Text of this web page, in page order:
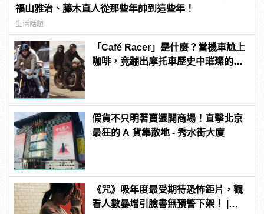
福山雅治、藤木直人從那些年帥到這些年！
生活話題
「Café Racer」是什麼？當機車尬上
咖啡，竟蹦出摩托車歷史中璀璨的火
假貨不只明著賣還開商場！直擊北京
最狂的 A 貨集散地 - 秀水街大廈
《咒》吸年度最受期待恐怖鉅片，觀
看人數暴增引臉書無預警下架！ |